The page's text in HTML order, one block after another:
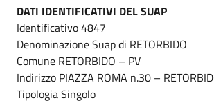
DATI IDENTIFICATIVI DEL SUAP
Identificativo 4847
Denominazione Suap di RETORBIDO
Comune RETORBIDO – PV
Indirizzo PIAZZA ROMA n.30 –
Tipologia Singolo